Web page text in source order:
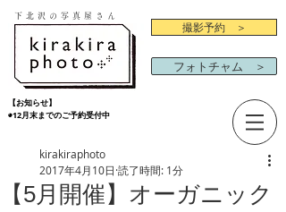
下北沢の写真屋さん
撮影予約 ＞
フォトチャム ＞
【お知らせ】
◉12月末までのご予約受付中
【5月開催】オーガニック
kirakiraphoto
2017年4月10日 読了時間: 1分